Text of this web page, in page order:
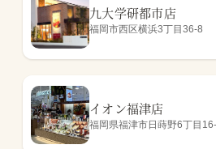
九大学研都市店
福岡市西区横浜3丁目36-8
イオン福津店
福岡県福津市日蒔野6丁目